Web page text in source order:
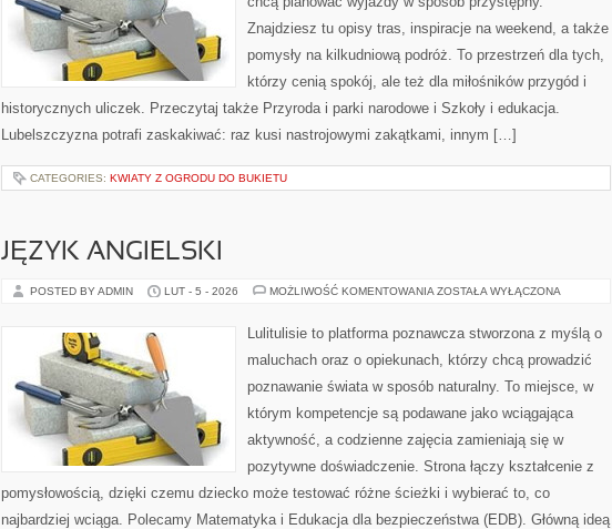
Znajdziesz tu opisy tras, inspiracje na weekend, a także
pomysły na kilkudniową podróż. To przestrzeń dla tych,
którzy cenią spokój, ale też dla miłośników przygód i
historycznych uliczek. Przeczytaj także Przyroda i parki narodowe i Szkoły i edukacja.
Lubelszczyzna potrafi zaskakiwać: raz kusi nastrojowymi zakątkami, innym […]
CATEGORIES: KWIATY Z OGRODU DO BUKIETU
JĘZYK ANGIELSKI
POSTED BY ADMIN LUT - 5 - 2026 MOŻLIWOŚĆ KOMENTOWANIA JĘZYK
ZOSTAŁA WYŁĄCZONA
Lulitulisie to platforma poznawcza stworzona z myślą o
maluchach oraz o opiekunach, którzy chcą prowadzić
poznawanie świata w sposób naturalny. To miejsce, w
którym kompetencje są podawane jako wciągająca
aktywność, a codzienne zajęcia zamieniają się w
pozytywne doświadczenie. Strona łączy kształcenie z
pomysłowością, dzięki czemu dziecko może testować różne ścieżki i wybierać to, co
najbardziej wciąga. Polecamy Matematyka i Edukacja dla bezpieczeństwa (EDB). Główną ideą